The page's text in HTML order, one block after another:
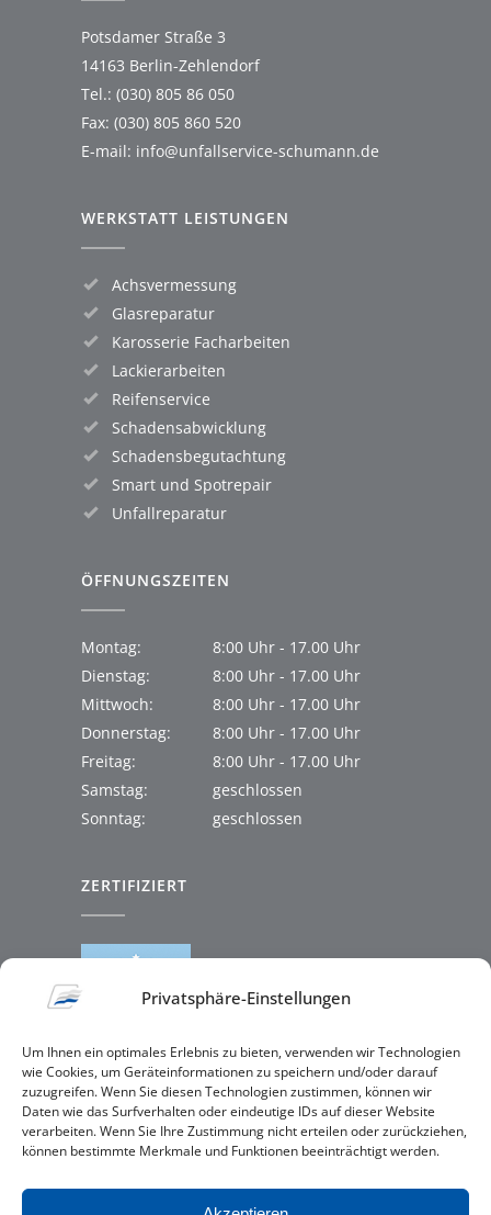
Privatsphäre-Einstellungen
Um Ihnen ein optimales Erlebnis zu bieten, verwenden wir Technologien
wie Cookies, um Geräteinformationen zu speichern und/oder darauf
zuzugreifen. Wenn Sie diesen Technologien zustimmen, können wir
Daten wie das Surfverhalten oder eindeutige IDs auf dieser Website
verarbeiten. Wenn Sie Ihre Zustimmung nicht erteilen oder zurückziehen,
können bestimmte Merkmale und Funktionen beeinträchtigt werden.
Potsdamer Straße 3
14163 Berlin-Zehlendorf
Tel.: (030) 805 86 050
Fax: (030) 805 860 520
E-mail: info@unfallservice-schumann.de
WERKSTATT LEISTUNGEN
Achsvermessung
Glasreparatur
Karosserie Facharbeiten
Lackierarbeiten
Reifenservice
Schadensabwicklung
Schadensbegutachtung
Smart und Spotrepair
Unfallreparatur
ÖFFNUNGSZEITEN
Montag:
8:00 Uhr - 17.00 Uhr
Dienstag:
8:00 Uhr - 17.00 Uhr
Mittwoch:
8:00 Uhr - 17.00 Uhr
Donnerstag:
8:00 Uhr - 17.00 Uhr
Freitag:
8:00 Uhr - 17.00 Uhr
Samstag:
geschlossen
Sonntag:
geschlossen
ZERTIFIZIERT